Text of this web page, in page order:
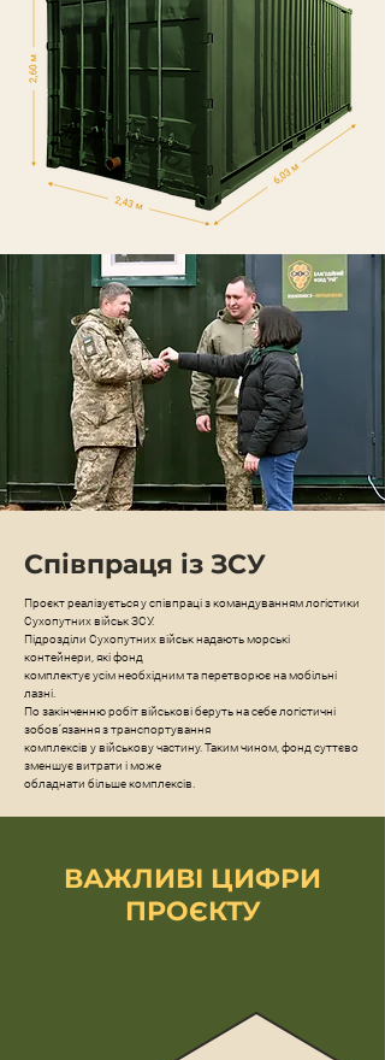
Співпраця із ЗСУ
Проєкт реалізується у співпраці з командуванням логістики
Сухопутних військ ЗСУ.
Підрозділи Сухопутних військ надають морські
контейнери, які фонд
комплектує усім необхідним та перетворює на мобільні
лазні.
По закінченню робіт військові беруть на себе логістичні
зобов‘язання з транспортування
комплексів у військову частину. Таким чином, фонд суттєво
зменшує витрати і може
обладнати більше комплексів.
ВАЖЛИВІ ЦИФРИ
ПРОЄКТУ